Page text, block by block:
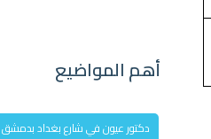
أهم المواضيع
دكتور عيون في شارع بغداد بدمشق